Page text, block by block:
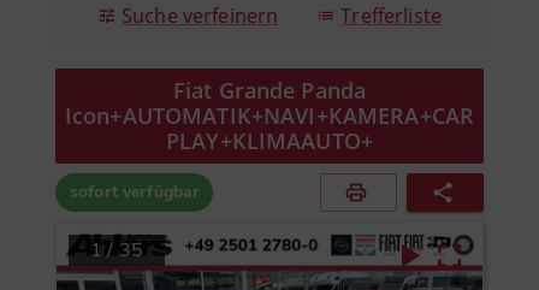
Suche verfeinern
Trefferliste
Fiat Grande Panda
Icon+AUTOMATIK+NAVI+KAMERA+CAR
PLAY+KLIMAAUTO+
sofort verfügbar
1/ 35